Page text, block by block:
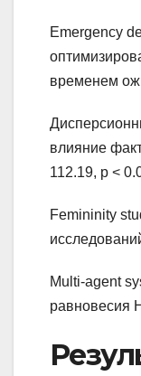
Emergency
временем
влияние
112.19, p <
Femininity
Multi-agent
равновесия